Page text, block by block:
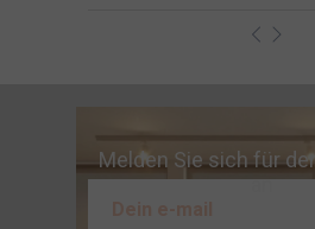
Melden Sie sich für
an